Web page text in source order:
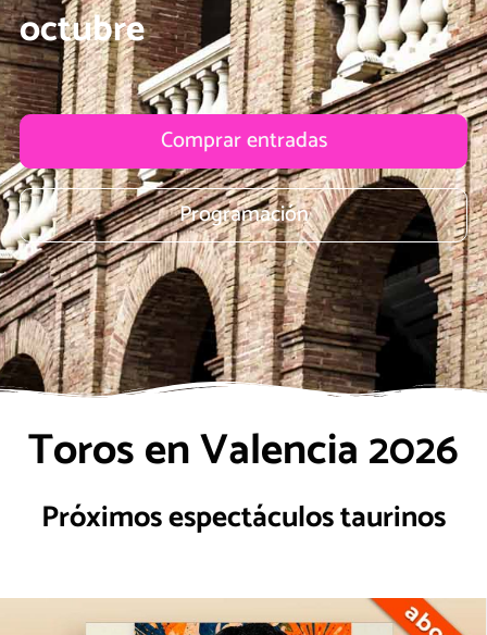
octubre
Comprar entradas
Programación
Toros en Valencia 2026
Próximos espectáculos taurinos